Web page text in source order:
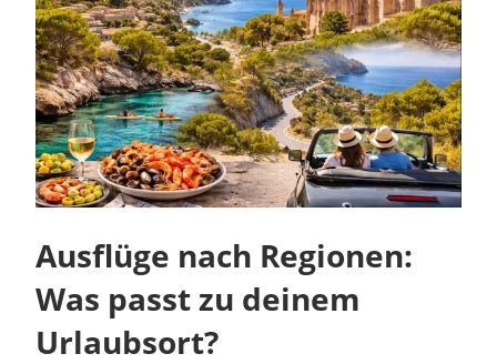
Ausflüge nach Regionen:
Was passt zu deinem
Urlaubsort?